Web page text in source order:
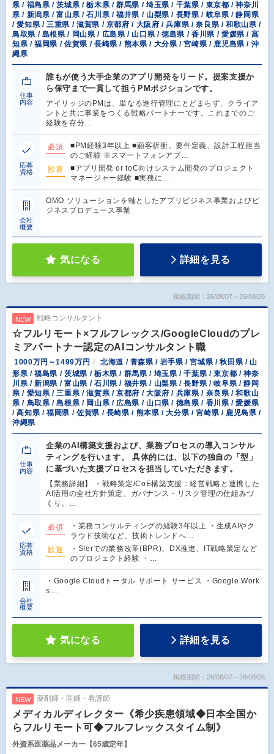
県 / 福島県 / 茨城県 / 栃木県 / 群馬県 / 埼玉県 / 千葉県 / 東京都 / 神奈川
県 / 新潟県 / 富山県 / 石川県 / 福井県 / 山梨県 / 長野県 / 岐阜県 / 静岡県
/ 愛知県 / 三重県 / 滋賀県 / 京都府 / 大阪府 / 兵庫県 / 奈良県 / 和歌山県 /
鳥取県 / 島根県 / 岡山県 / 広島県 / 山口県 / 徳島県 / 香川県 / 愛媛県 / 高
知県 / 福岡県 / 佐賀県 / 長崎県 / 熊本県 / 大分県 / 宮崎県 / 鹿児島県 / 沖
縄県
仕事
内容
誰もが使う大手企業のアプリ開発をリード。提案支援か
ら保守まで一貫して担うPMポジションです。
アイリッジのPMは、単なる進行管理にとどまらず、クライア
ントと共に事業をつくる戦略パートナーです。これまでのご
経験を存分…
応募
資格
必須
■PM経験3年以上 ■顧客折衝、要件定義、設計工程担当
のご経験 ※スマートフォンアプ…
歓迎
■アプリ開発 or toC向けシステム開発のプロジェクト
マネージャー経験 ■実務に…
会社
概要
OMO ソリューションを軸としたアプリビジネス事業およびビ
ジネスプロデュース事業
気になる 詳細を見る
掲載期間：26/08/07～26/08/20
NEW 戦略コンサルタント
☆フルリモート×フルフレックス/GoogleCloudのプレ
ミアパートナー認定のAIコンサルタント職
1000万円～1499万円
北海道 / 青森県 / 岩手県 / 宮城県 / 秋田県 / 山
形県 / 福島県 / 茨城県 / 栃木県 / 群馬県 / 埼玉県 / 千葉県 / 東京都 / 神奈
川県 / 新潟県 / 富山県 / 石川県 / 福井県 / 山梨県 / 長野県 / 岐阜県 / 静岡
県 / 愛知県 / 三重県 / 滋賀県 / 京都府 / 大阪府 / 兵庫県 / 奈良県 / 和歌山
県 / 鳥取県 / 島根県 / 岡山県 / 広島県 / 山口県 / 徳島県 / 香川県 / 愛媛県
/ 高知県 / 福岡県 / 佐賀県 / 長崎県 / 熊本県 / 大分県 / 宮崎県 / 鹿児島県 /
沖縄県
仕事
内容
企業のAI構築支援および、業務プロセスの導入コンサル
ティングを行います。 具体的には、以下の独自の「型」
に基づいた支援プロセスを担当していただきます。
【業務詳細】 ・戦略策定/CoE構築支援：経営戦略と連携した
AI活用の全社方針策定、ガバナンス・リスク管理の仕組みづ
くり。…
応募
資格
必須
・業務コンサルティングの経験3年以上 ・生成AIやク
ラウド技術など、技術トレンドへ…
歓迎
・SIerでの業務改革(BPR)、DX推進、IT戦略策定など
のプロジェクト経験 ・…
会社
概要
・Google Cloudトータル サポート サービス ・Google Work
s…
気になる 詳細を見る
掲載期間：26/08/07～26/08/26
NEW 薬剤師・医師・看護師
メディカルディレクター《希少疾患領域◆日本全国か
らフルリモート可◆フルフレックスタイム制》
外資系医薬品メーカー【65歳定年】